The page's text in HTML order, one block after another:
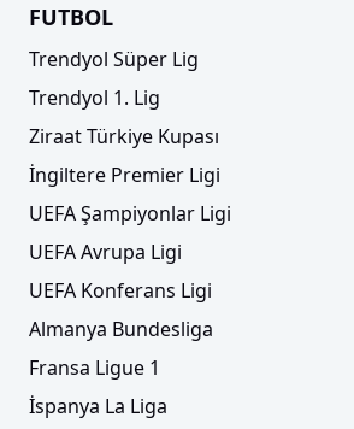
FUTBOL
Trendyol Süper Lig
Trendyol 1. Lig
Ziraat Türkiye Kupası
İngiltere Premier Ligi
UEFA Şampiyonlar Ligi
UEFA Avrupa Ligi
UEFA Konferans Ligi
Almanya Bundesliga
Fransa Ligue 1
İspanya La Liga